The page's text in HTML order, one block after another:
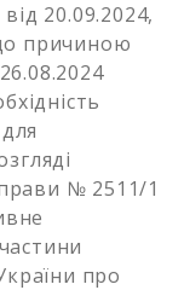
20.09.2024,
причиною
№ 2511/1
про